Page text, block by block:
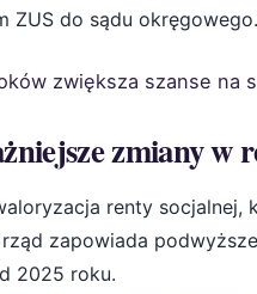
ZUS do sądu okręgowego.
zwiększa szanse na
zmiany w
renty socjalnej,
rząd zapowiada
2025 roku.